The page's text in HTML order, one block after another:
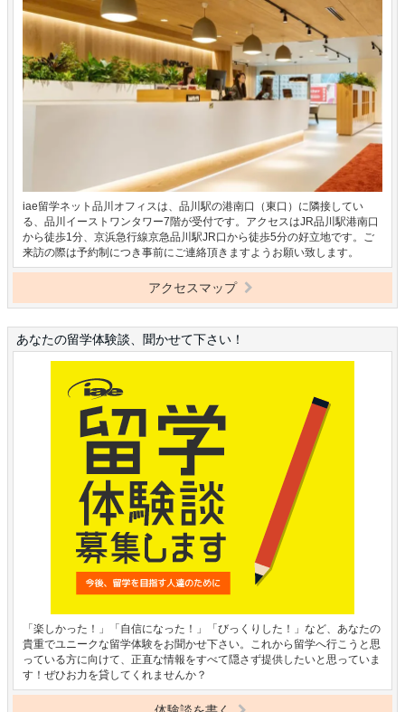
iae留学ネット品川オフィスは、品川駅の港南口（東口）に隣接してい
る、品川イーストワンタワー7階が受付です。アクセスはJR品川駅港南口
から徒歩1分、京浜急行線京急品川駅JR口から徒歩5分の好立地です。ご
来訪の際は予約制につき事前にご連絡頂きますようお願い致します。
アクセスマップ
あなたの留学体験談、聞かせて下さい！
「楽しかった！」「自信になった！」「びっくりした！」など、あなたの
貴重でユニークな留学体験をお聞かせ下さい。これから留学へ行こうと思
っている方に向けて、正直な情報をすべて隠さず提供したいと思っていま
す！ぜひお力を貸してくれませんか？